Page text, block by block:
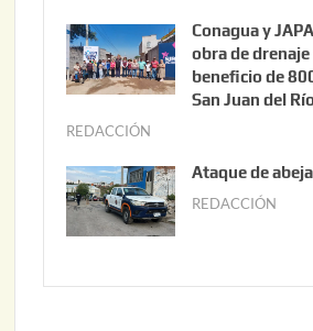
,
2
0
n
i
o
,
2
0
6
Conagua y
obra de
beneficio de
San Juan del Río
REDACCIÓN
n
i
o
Ataque de
REDACCIÓN
o